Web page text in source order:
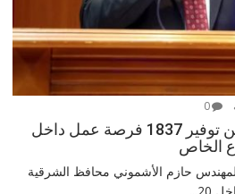
0
محافظ الشرقية:يعلن عن توفير 1837 فرصة عمل داخل
حازم الأشموني محافظ الشرقية